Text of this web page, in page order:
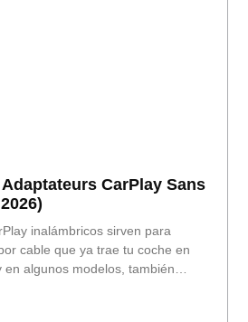
CarPlay Sans
inalámbricos sirven para
cable que ya trae tu coche en
en algunos modelos, también
no lo tienen, solo